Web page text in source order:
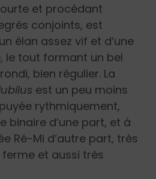
et procédant
conjoints, est
élan assez vif et d’une
le tout formant un bel
bien régulier. La
est un peu moins
rythmiquement,
binaire d’une part, et à
Ré-Mi d’autre part, très
et aussi très